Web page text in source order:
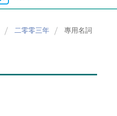
二零零三年 專用名詞